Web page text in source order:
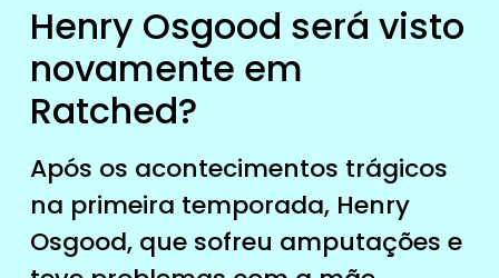
Henry Osgood será visto
novamente em
Ratched?
Após os acontecimentos trágicos
na primeira temporada, Henry
Osgood, que sofreu amputações e